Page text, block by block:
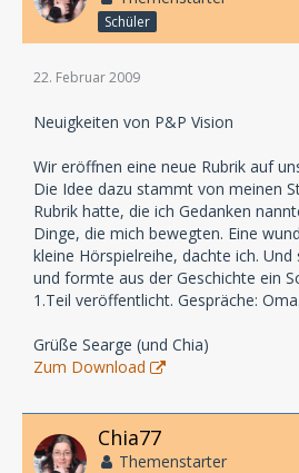
Schüler
22. Februar 2009
Neuigkeiten von P&P Vision
Wir eröffnen eine neue Rubrik auf
Die Idee dazu stammt von meinen
Rubrik hatte, die ich Gedanken
Dinge, die mich bewegten. Eine
kleine Hörspielreihe, dachte ich.
und formte aus der Geschichte ein
1.Teil veröffentlicht. Gespräche: Oma.
Grüße Searge (und Chia)
Zum Download
Chia77
Themenstarter